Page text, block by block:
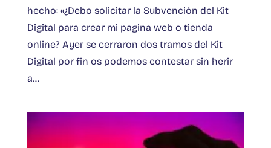
hecho: «¿Debo solicitar la Subvención del Kit
Digital para crear mi pagina web o tienda
online? Ayer se cerraron dos tramos del Kit
Digital por fin os podemos contestar sin herir
a...